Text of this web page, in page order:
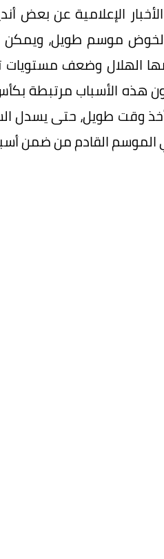
الإعلامية عن بعض
موسم طويل، ويمكن
الهلال وضعف مستويات
هذه الأسباب مرتبطة
وقت طويل، حتى يسدل
القادم من ضمن